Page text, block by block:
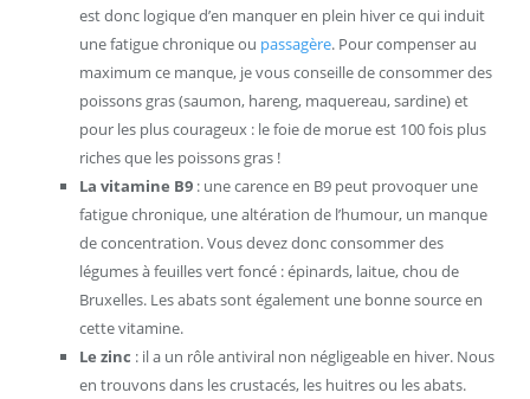
est donc logique d’en manquer en plein hiver ce qui induit
une fatigue chronique ou passagère. Pour compenser au
maximum ce manque, je vous conseille de consommer des
poissons gras (saumon, hareng, maquereau, sardine) et
pour les plus courageux : le foie de morue est 100 fois plus
riches que les poissons gras !
La vitamine B9 : une carence en B9 peut provoquer une
fatigue chronique, une altération de l’humour, un manque
de concentration. Vous devez donc consommer des
légumes à feuilles vert foncé : épinards, laitue, chou de
Bruxelles. Les abats sont également une bonne source en
cette vitamine.
Le zinc : il a un rôle antiviral non négligeable en hiver. Nous
en trouvons dans les crustacés, les huitres ou les abats.